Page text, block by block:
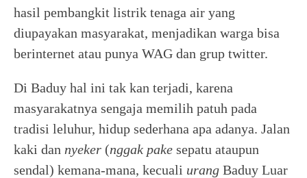
hasil pembangkit listrik tenaga air yang
diupayakan masyarakat, menjadikan warga bisa
berinternet atau punya WAG dan grup twitter.
Di Baduy hal ini tak kan terjadi, karena
masyarakatnya sengaja memilih patuh pada
tradisi leluhur, hidup sederhana apa adanya. Jalan
kaki dan nyeker (nggak pake sepatu ataupun
sendal) kemana-mana, kecuali urang Baduy Luar